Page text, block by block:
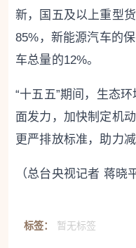
新，国五及以上重型
85%，新能源汽车的
车总量的12%。
“十五五”期间，生态
面发力，加快制定机
更严排放标准，助力减
（总台央视记者 蒋晓
标签： 暂无标签